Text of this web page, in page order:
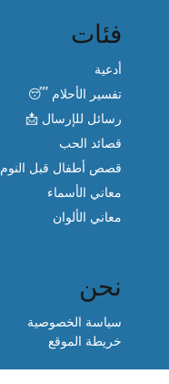
فئات
أدعية
تفسير الأحلام 😴
رسائل للإرسال 📩
قصائد الحب
قصص أطفال قبل النوم
معاني الأسماء
معاني الألوان
نحن
سياسة الخصوصية
خريطة الموقع